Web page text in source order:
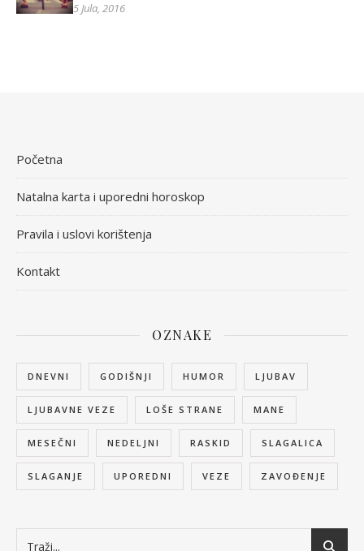
5 Jula, 2016
Početna
Natalna karta i uporedni horoskop
Pravila i uslovi korištenja
Kontakt
OZNAKE
DNEVNI GODIŠNJI HUMOR LJUBAV
LJUBAVNE VEZE LOŠE STRANE MANE
MESEČNI NEDELJNI RASKID SLAGALICA
SLAGANJE UPOREDNI VEZE ZAVOĐENJE